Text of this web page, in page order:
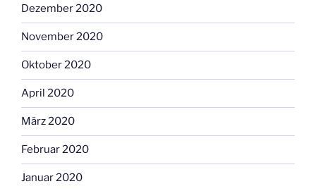
Dezember 2020
November 2020
Oktober 2020
April 2020
März 2020
Februar 2020
Januar 2020